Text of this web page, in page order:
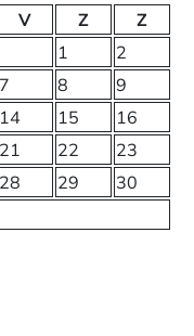
V Z
Z
1
2
7 8
9
14 15
16
21 22
23
28 29
30